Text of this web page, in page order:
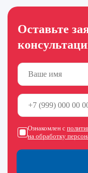
Оставьте
Ознакомлен с
на обработку